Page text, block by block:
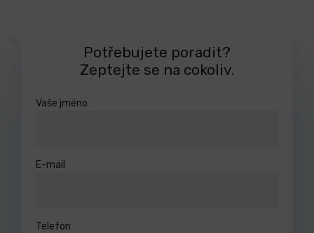
Potřebujete poradit?
Zeptejte se na cokoliv.
Vaše jméno
E-mail
Telefon